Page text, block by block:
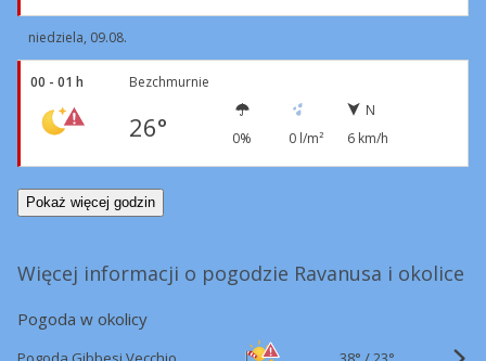
niedziela, 09.08.
00 - 01 h Bezchmurnie
26° 0% 0 l/m²
N
6 km/h
Pokaż więcej godzin
Więcej informacji o pogodzie Ravanusa i okolice
Pogoda w okolicy